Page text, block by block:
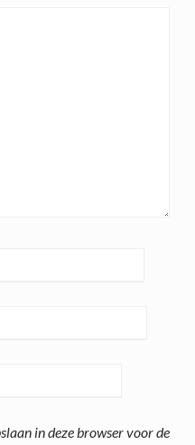
in deze browser voor de